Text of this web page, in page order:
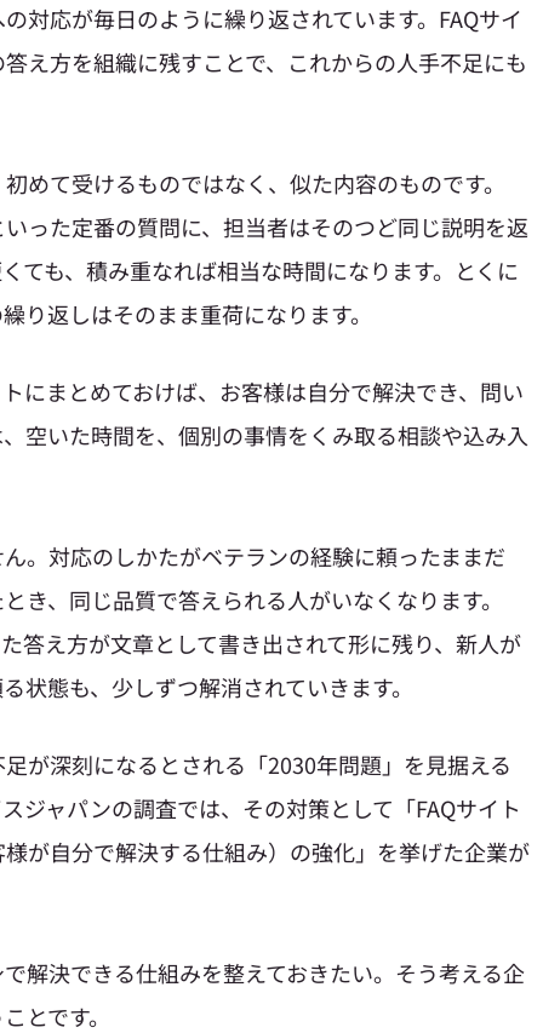
対応が毎日のように繰り返されています。FAQサイ
え方を組織に残すことで、これからの人手不足にも
めて受けるものではなく、似た内容のものです。
った定番の質問に、担当者はそのつど同じ説明を返
ても、積み重なれば相当な時間になります。とくに
り返しはそのまま重荷になります。
にまとめておけば、お客様は自分で解決でき、問い
空いた時間を、個別の事情をくみ取る相談や込み入
。対応のしかたがベテランの経験に頼ったままだ
き、同じ品質で答えられる人がいなくなります。
答え方が文章として書き出されて形に残り、新人が
状態も、少しずつ解消されていきます。
が深刻になるとされる「2030年問題」を見据える
ジャパンの調査では、その対策として「FAQサイト
が自分で解決する仕組み）の強化」を挙げた企業が
解決できる仕組みを整えておきたい。そう考える企
とです。